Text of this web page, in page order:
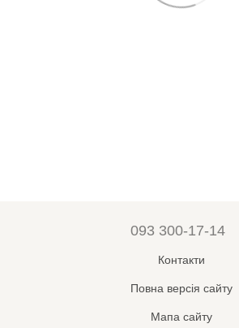
093 300-17-14
Контакти
Повна версія сайту
Мапа сайту